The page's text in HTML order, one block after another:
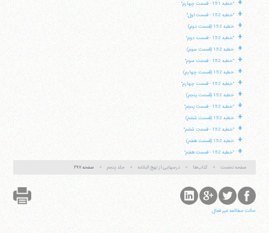
+ "خطبه 151 - قسمت چهارم"
+ "خطبه 152 - قسمت اول"
+ خطبه 152 (قسمت دوم)
+ "خطبه 152 - قسمت دوم"
+ خطبه 152 (قسمت سوم)
+ "خطبه 152 - قسمت سوم"
+ خطبه 152 (قسمت چهارم)
+ "خطبه 152 - قسمت چهارم"
+ خطبه 152 (قسمت پنجم)
+ "خطبه 152 - قسمت پنجم"
+ خطبه 152 (قسمت ششم)
+ "خطبه 152 - قسمت ششم"
+ خطبه 152 (قسمت هفتم)
+ "خطبه 152 - قسمت هفتم"
صفحه نخست کتاب‌ها درسهایی از نهج البلاغه جلد پنجم صفحه ۲۹۷
حالت مطالعه غیر فعال